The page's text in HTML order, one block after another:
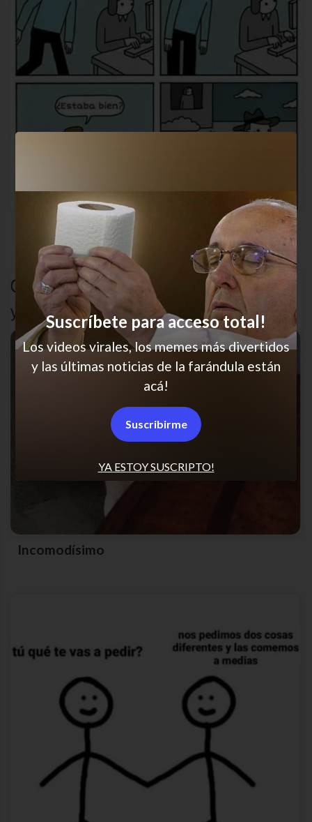
Ah nooooooo
Incomodísimo
YA ESTOY SUSCRIPTO!
Suscríbete para acceso total!
Los videos virales, los memes más divertidos
y las últimas noticias de la farándula están
acá!
Suscribirme